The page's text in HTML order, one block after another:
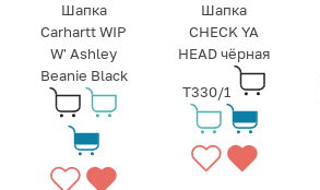
Шапка
Carhartt WIP
W' Ashley
Beanie Black
Шапка
CHECK YA
HEAD чёрная
T330/1